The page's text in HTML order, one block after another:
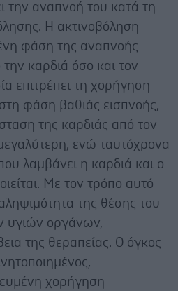
την αναπνοή του κατά τη
Η ακτινοβόληση
φάση της αναπνοής
καρδιά όσο και τον
επιτρέπει τη χορήγηση
φάση βαθιάς εισπνοής,
της καρδιάς από τον
ενώ ταυτόχρονα
λαμβάνει η καρδιά και ο
Με τον τρόπο αυτό
της θέσης του
υγιών οργάνων,
της θεραπείας. Ο όγκος -
χορήγηση